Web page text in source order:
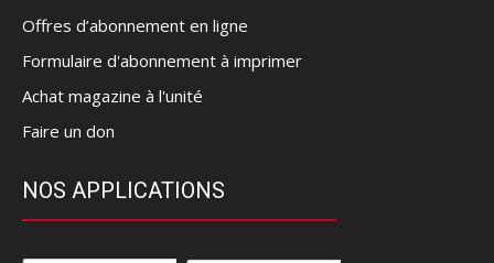
Offres d’abonnement en ligne
Formulaire d'abonnement à imprimer
Achat magazine à l'unité
Faire un don
NOS APPLICATIONS